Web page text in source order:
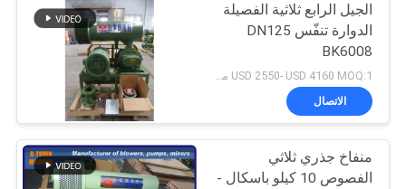
الجيل الرابع ثلاثية الفصيلة
الدوارة تنفّس DN125
BK6008
USD 2550- USD 4160 MOQ:1 مجموعة
الاتصال
منفاخ جذري ثلاثي
الفصوص 10 كيلو باسكال -